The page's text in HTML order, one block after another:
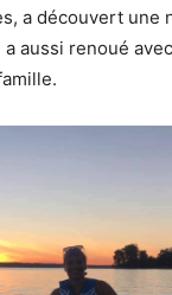
a découvert une
a aussi renoué